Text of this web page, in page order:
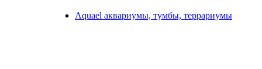
Aquael аквариумы, тумбы, террариумы